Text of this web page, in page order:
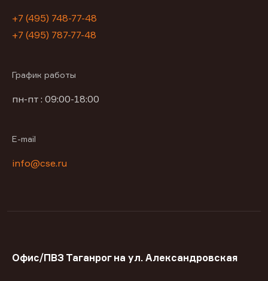
+7 (495) 748-77-48
+7 (495) 787-77-48
График работы
пн-пт : 09:00-18:00
E-mail
info@cse.ru
Офис/ПВЗ Таганрог на ул. Александровская